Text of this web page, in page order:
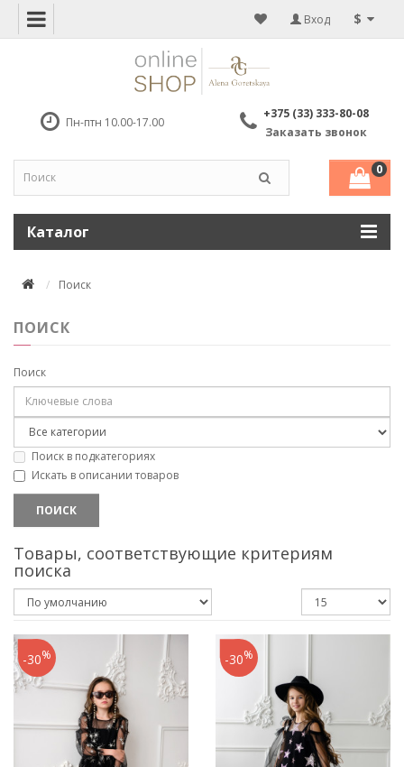
$
Вход
Пн-птн 10.00-17.00
+375 (33) 333-80-08
Заказать звонок
0
Каталог
Поиск
ПОИСК
Поиск
Поиск в подкатегориях
Искать в описании товаров
Товары, соответствующие критериям
поиска
-30% -30%